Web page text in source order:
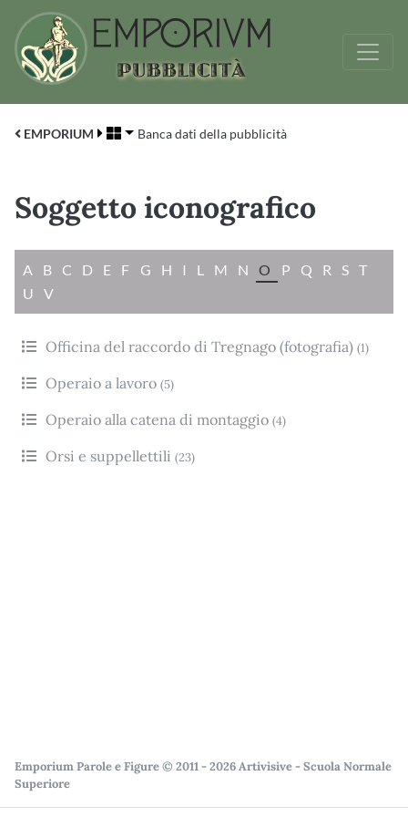
EMPORIUM Banca dati della pubblicità
Soggetto iconografico
A B C D E F G H I L M N O P Q R S T
U
V
Officina del raccordo di Tregnago (fotografia) (1)
Operaio a lavoro (5)
Operaio alla catena di montaggio (4)
Orsi e suppellettili (23)
Emporium Parole e Figure © 2011 - 2026 Artivisive - Scuola Normale
Superiore